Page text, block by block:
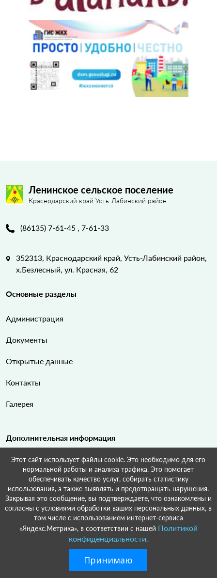
Ленинское сельское поселение
Краснодарский край Усть-Лабинский район
(86135) 7-61-45 , 7-61-33
352313, Краснодарский край, Усть-Лабинский район,
х.Безлесный, ул. Красная, 62
Основные разделы
Администрация
Документы
Открытые данные
Контакты
Галерея
Дополнительная информация
Карта сайта
Поиск по сайту
© Ленинское сельское поселение Краснодарский край Усть-
Лабинский район, 2022-2026.Разработка и поддержка:
Этот сайт использует файлы cookie. Это необходимо для его
нормальной работы и анализа трафика. Это помогает
обеспечивать качество услуг, собирать статистику
использования, а также выявлять и предотвращать нарушения.
Закрывая это сообщение, вы подтверждаете, что ознакомлены и
согласны с условиями обработки ваших персональных данных, в
том числе с использованием интернет-сервиса
«Яндекс.Метрика», в соответствии с нашей Политикой
конфиденциальности.
Принимаю